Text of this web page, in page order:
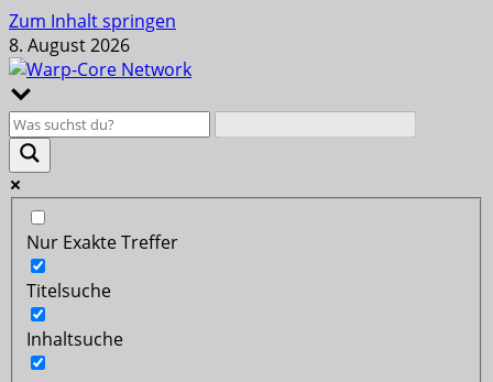
Zum Inhalt springen
8. August 2026
Nur Exakte Treffer
Titelsuche
Inhaltsuche